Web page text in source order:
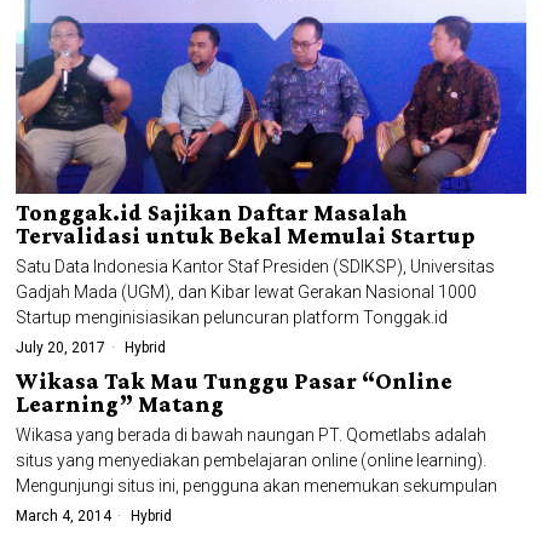
Tonggak.id Sajikan Daftar Masalah
Tervalidasi untuk Bekal Memulai Startup
Satu Data Indonesia Kantor Staf Presiden (SDIKSP), Universitas
Gadjah Mada (UGM), dan Kibar lewat Gerakan Nasional 1000
Startup menginisiasikan peluncuran platform Tonggak.id
July 20, 2017 Hybrid
Wikasa Tak Mau Tunggu Pasar “Online
Learning” Matang
Wikasa yang berada di bawah naungan PT. Qometlabs adalah
situs yang menyediakan pembelajaran online (online learning).
Mengunjungi situs ini, pengguna akan menemukan sekumpulan
March 4, 2014 Hybrid